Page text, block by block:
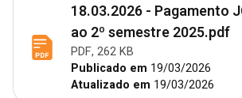
18.03.2026 - Pagamento
ao 2º semestre 2025.pdf
PDF, 262 KB
Publicado em 19/03/2026
Atualizado em 19/03/2026